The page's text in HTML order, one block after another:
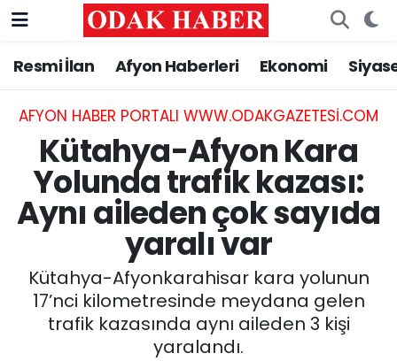
Resmi İlan Afyon Haberleri Ekonomi
AFYON HABER PORTALI WWW.ODAKGAZETESI.COM
Kütahya-Afyon Kara
Yolunda trafik kazası:
Aynı aileden çok sayıda
yaralı var
Kütahya-Afyonkarahisar kara yolunun
17’nci kilometresinde meydana gelen
trafik kazasında aynı aileden 3 kişi
yaralandı.
AFYONKARAHİSAR HABERLERİ
Resmi İlan
ASAYİŞ
GÜNCEL
EĞİTİM
Nöbetçi Eczaneler
Hava Durumu
Trafik Durumu
Süper Lig Puan Durumu ve Fikstür
Tüm Manşetler
Son Dakika Haberleri